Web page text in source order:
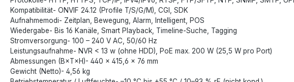
Kompatibilität- ONVIF 24.12 (Profile T/S/G/M), CGI, SDK
Aufnahmemodi- Zeitplan, Bewegung, Alarm, Intelligent, POS
Wiedergabe- Bis 16 Kanäle, Smart Playback, Timeline-Suche, Tagging
Stromversorgung- 100 – 240 V AC, 50/60 Hz
Leistungsaufnahme- NVR < 13 w (ohne HDD), PoE max. 200 W (25,5 W pro Port)
Abmessungen (B×T×H)- 440 × 415,6 × 76 mm
Gewicht (Netto)- 4,56 kg